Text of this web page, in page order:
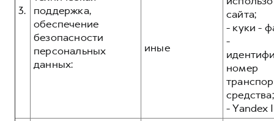
3.
поддержка,
обеспечение
безопасности
персональных
данных:
иные
сайта;
- куки -
-
номер
средства;
- Yandex